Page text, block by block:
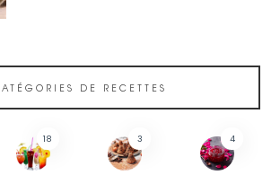
DE RECETTES
18 3 4